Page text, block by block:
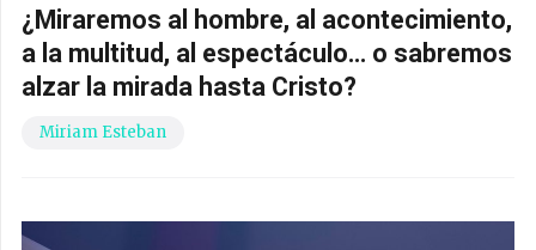
¿Miraremos al hombre, al acontecimiento,
a la multitud, al espectáculo… o sabremos
alzar la mirada hasta Cristo?
Miriam Esteban